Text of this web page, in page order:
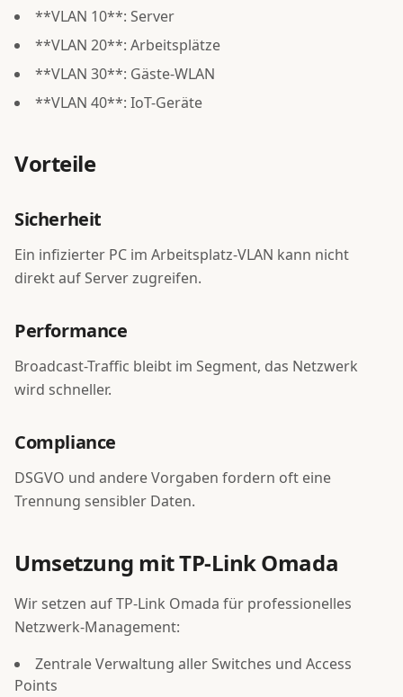
**VLAN 10**: Server
**VLAN 20**: Arbeitsplätze
**VLAN 30**: Gäste-WLAN
**VLAN 40**: IoT-Geräte
Vorteile
Sicherheit
Ein infizierter PC im Arbeitsplatz-VLAN kann nicht
direkt auf Server zugreifen.
Performance
Broadcast-Traffic bleibt im Segment, das Netzwerk
wird schneller.
Compliance
DSGVO und andere Vorgaben fordern oft eine
Trennung sensibler Daten.
Umsetzung mit TP-Link Omada
Wir setzen auf TP-Link Omada für professionelles
Netzwerk-Management:
Zentrale Verwaltung aller Switches und Access
Points